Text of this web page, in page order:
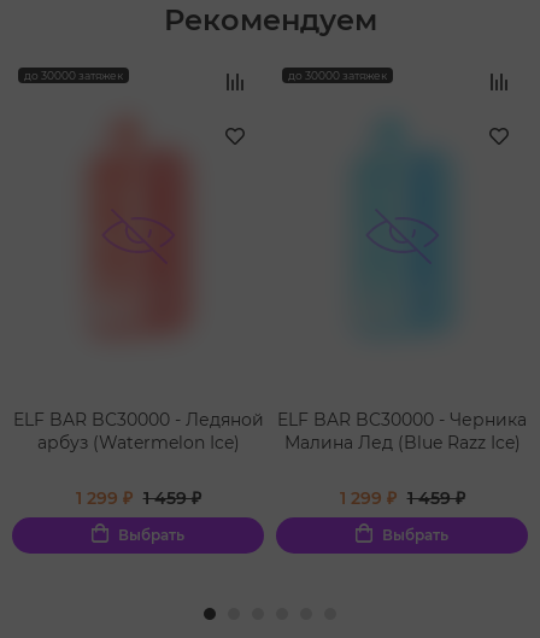
Рекомендуем
до 30000 затяжек
ELF BAR BC30000 - Ледяной
арбуз (Watermelon Ice)
1 299 ₽ 1 459 ₽
Выбрать
до 30000 затяжек
ELF BAR BC30000 - Черника
Малина Лед (Blue Razz Ice)
1 299 ₽ 1 459 ₽
Выбрать